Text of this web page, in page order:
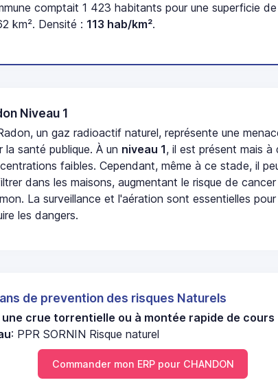
comptait 1 423 habitants pour une superficie de
km². Densité : 113 hab/km².
Niveau 1
un gaz radioactif naturel, représente une
la santé publique. À un niveau 1, il est présent mais à
faibles. Cependant, même à ce stade, il
dans les maisons, augmentant le risque de cancer
La surveillance et l'aération sont essentielles pour
les dangers.
de prevention des risques Naturels
une crue torrentielle ou à montée rapide de cours
: PPR SORNIN Risque naturel
Commander mon ERP pour CHANDON